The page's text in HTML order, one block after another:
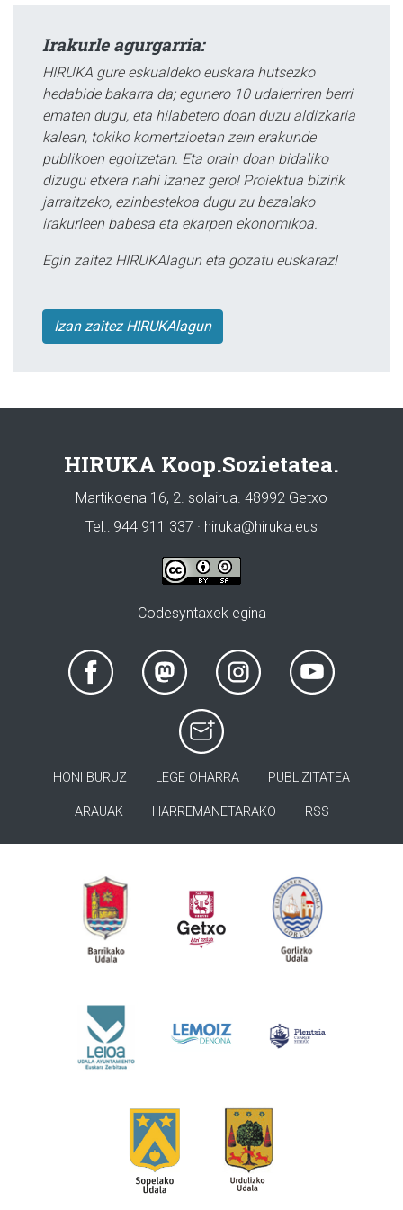
Irakurle agurgarria:
HIRUKA gure eskualdeko euskara hutsezko
hedabide bakarra da; egunero 10 udalerriren berri
ematen dugu, eta hilabetero doan duzu aldizkaria
kalean, tokiko komertzioetan zein erakunde
publikoen egoitzetan. Eta orain doan bidaliko
dizugu etxera nahi izanez gero! Proiektua bizirik
jarraitzeko, ezinbestekoa dugu zu bezalako
irakurleen babesa eta ekarpen ekonomikoa.
Egin zaitez HIRUKAlagun eta gozatu euskaraz!
Izan zaitez HIRUKAlagun
HIRUKA Koop.Sozietatea.
Martikoena 16, 2. solairua. 48992 Getxo
Tel.: 944 911 337 · hiruka@hiruka.eus
Codesyntaxek egina
HONI BURUZ LEGE OHARRA PUBLIZITATEA
ARAUAK HARREMANETARAKO RSS